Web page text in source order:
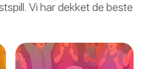
Vi har dekket de beste